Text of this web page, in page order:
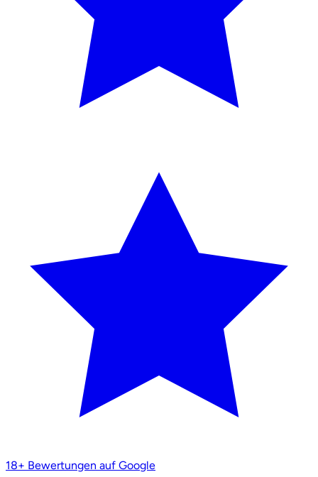
18+ Bewertungen auf Google